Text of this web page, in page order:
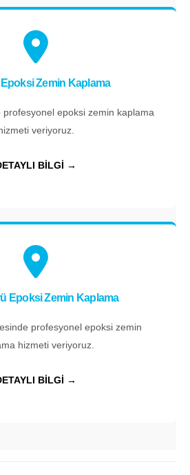
Zemin Kaplama
profesyonel epoksi zemin kaplama
veriyoruz.
BİLGİ →
Epoksi Zemin Kaplama
profesyonel epoksi zemin
hizmeti veriyoruz.
BİLGİ →